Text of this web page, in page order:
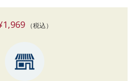
（税込）